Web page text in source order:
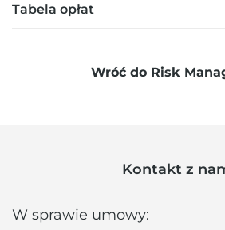
Tabela opłat
Wróć do Risk
Kontakt z
W sprawie umowy: